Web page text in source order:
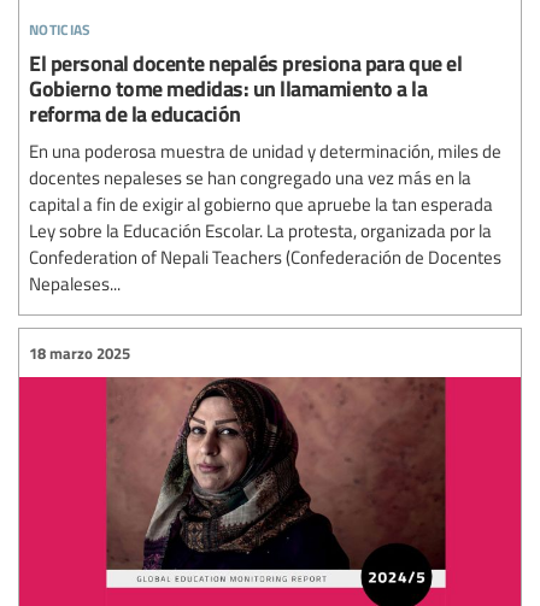
noticias
El personal docente nepalés presiona para que el
Gobierno tome medidas: un llamamiento a la
reforma de la educación
En una poderosa muestra de unidad y determinación, miles de
docentes nepaleses se han congregado una vez más en la
capital a fin de exigir al gobierno que apruebe la tan esperada
Ley sobre la Educación Escolar. La protesta, organizada por la
Confederation of Nepali Teachers (Confederación de Docentes
Nepaleses...
18 marzo 2025